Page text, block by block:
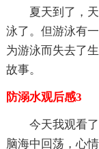
夏天到了，
泳了。但游泳有
为游泳而失去了
故事。
防溺水观后感3
今天我观看
脑海中回荡，心